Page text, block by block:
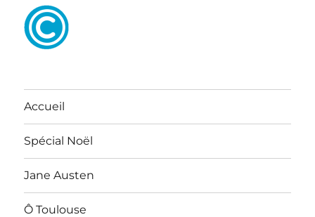
Accueil
Spécial Noël
Jane Austen
Ô Toulouse